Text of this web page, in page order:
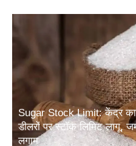
Sugar Stock Limit: केंद्र
डीलरों पर स्टॉक लिमिट लागू,
लगाम